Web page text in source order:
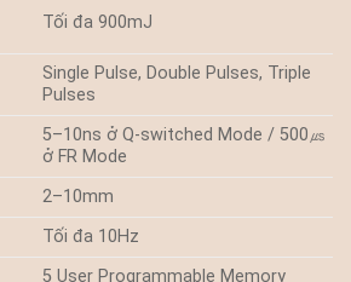
Tối đa 900mJ
Single Pulse, Double Pulses, Triple
Pulses
5–10ns ở Q-switched Mode / 500㎲
ở FR Mode
2–10mm
Tối đa 10Hz
5 User Programmable Memory